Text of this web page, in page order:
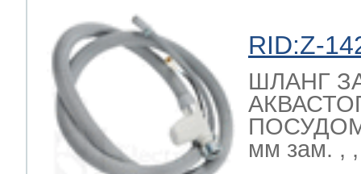
RID:Z-
ШЛАНГ
мм зам. ,